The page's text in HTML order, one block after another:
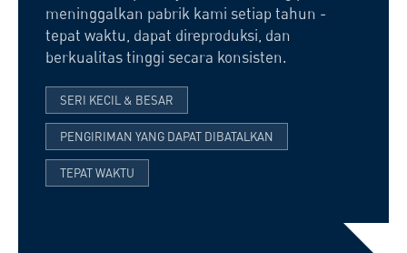
meninggalkan pabrik kami setiap tahun -
tepat waktu, dapat direproduksi, dan
berkualitas tinggi secara konsisten.
SERI KECIL & BESAR
PENGIRIMAN YANG DAPAT DIBATALKAN
TEPAT WAKTU